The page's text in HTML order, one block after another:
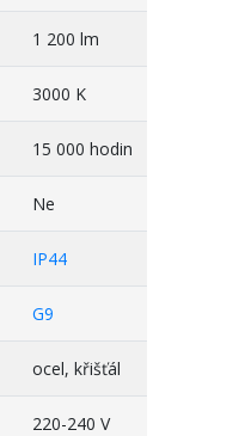
1 200 lm
3000 K
15 000 hodin
Ne
IP44
G9
ocel, křišťál
220-240 V